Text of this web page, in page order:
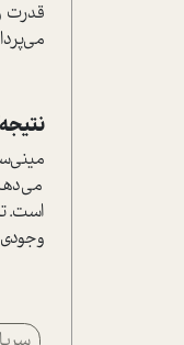
قدرت
است.